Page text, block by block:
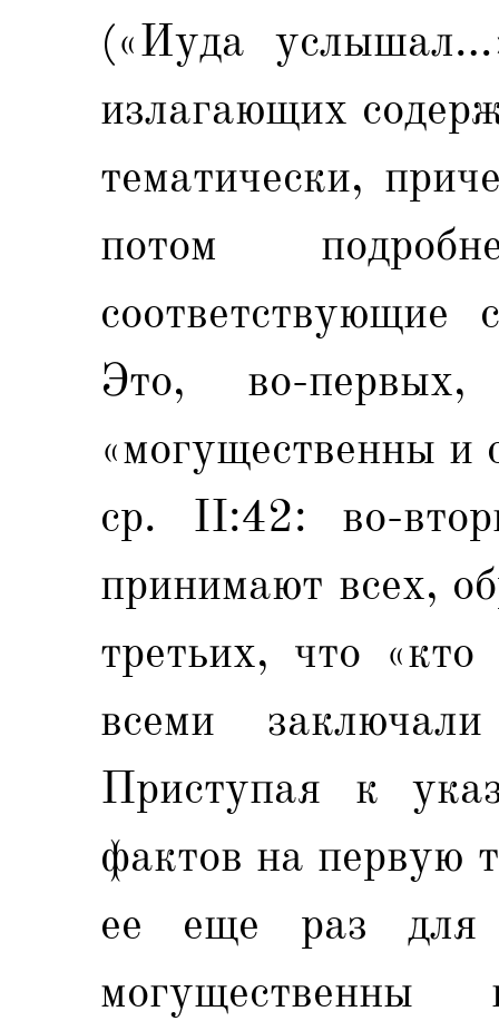
(«Иуда
излагающих
тематически,
потом
Это, во-
«могущественны и
ср. II:42: во-
принимают всех,
третьих, что
всеми
Приступая к
фактов на первую
ее еще раз для